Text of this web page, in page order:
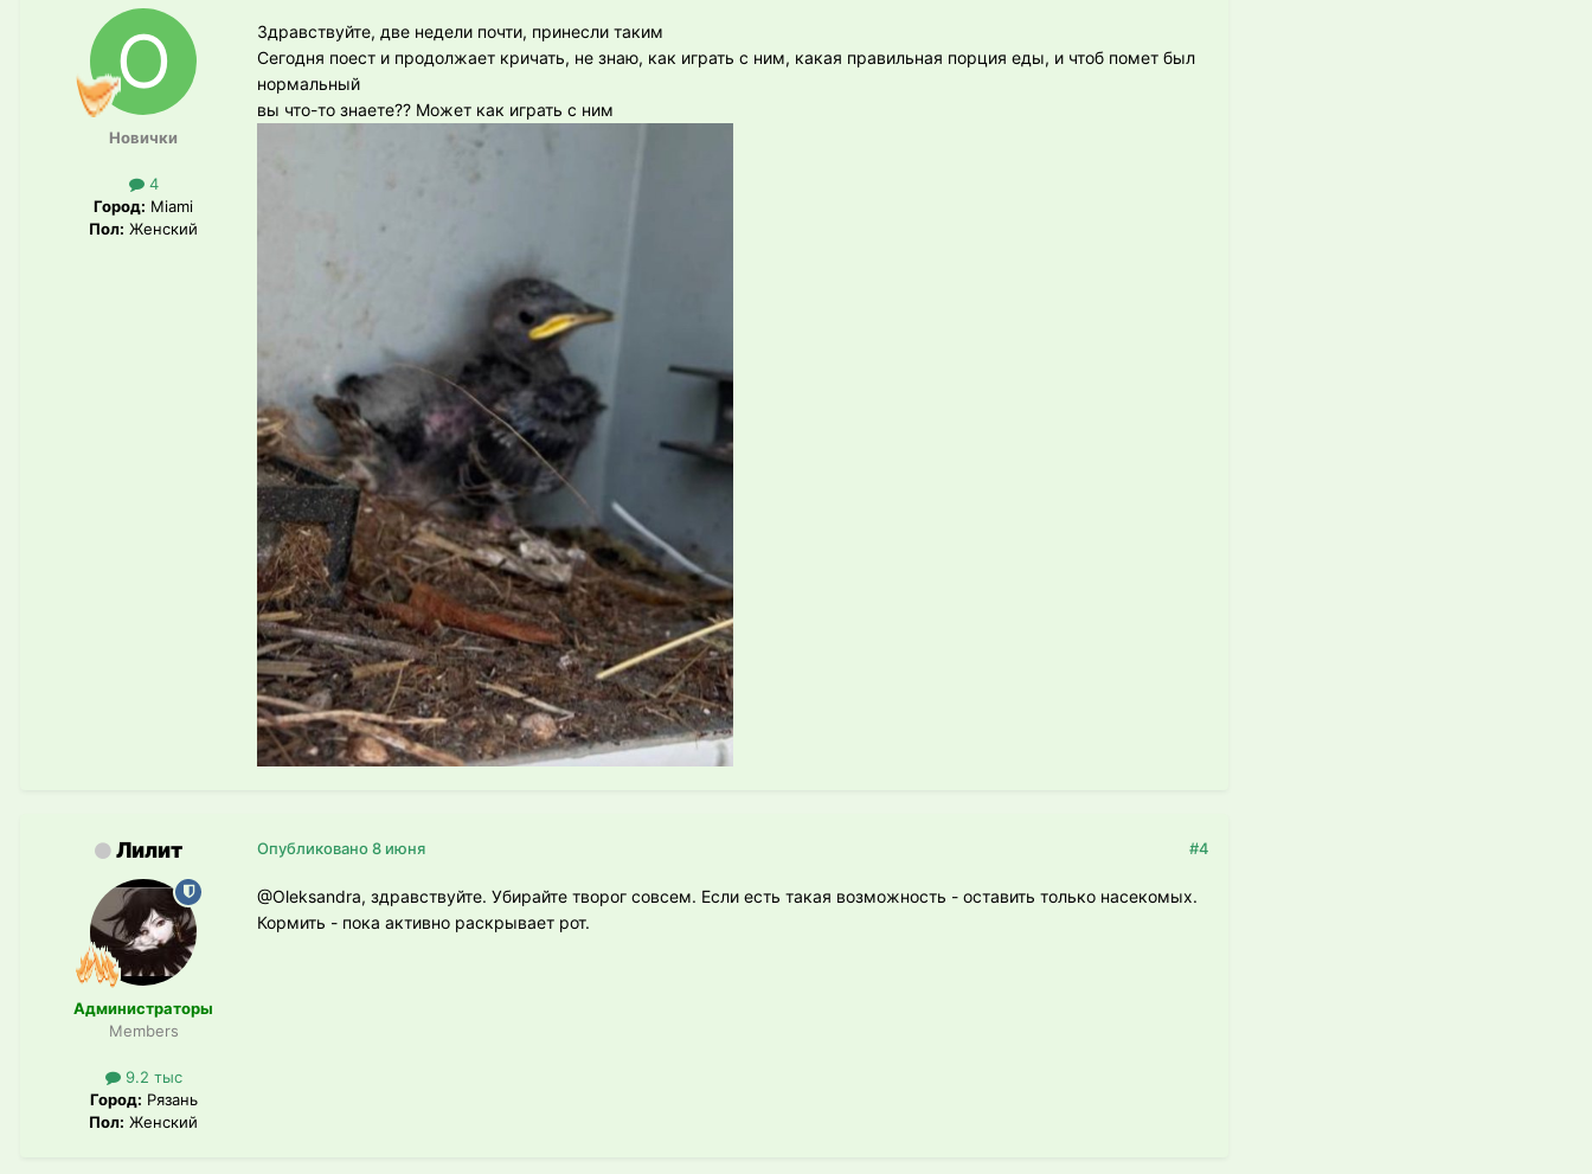
Новички
4
Город: Miami
Пол: Женский
Здравствуйте, две недели почти, принесли таким
Сегодня поест и продолжает кричать, не знаю, как играть с ним, какая правильная порция еды, и чтоб помет был
нормальный
вы что-то знаете?? Может как играть с ним
Лилит
Администраторы
Members
9.2 тыс
Город: Рязань
Пол: Женский
#4
Опубликовано8 июня
@Oleksandra, здравствуйте. Убирайте творог совсем. Если есть такая возможность - оставить только насекомых.
Кормить - пока активно раскрывает рот.